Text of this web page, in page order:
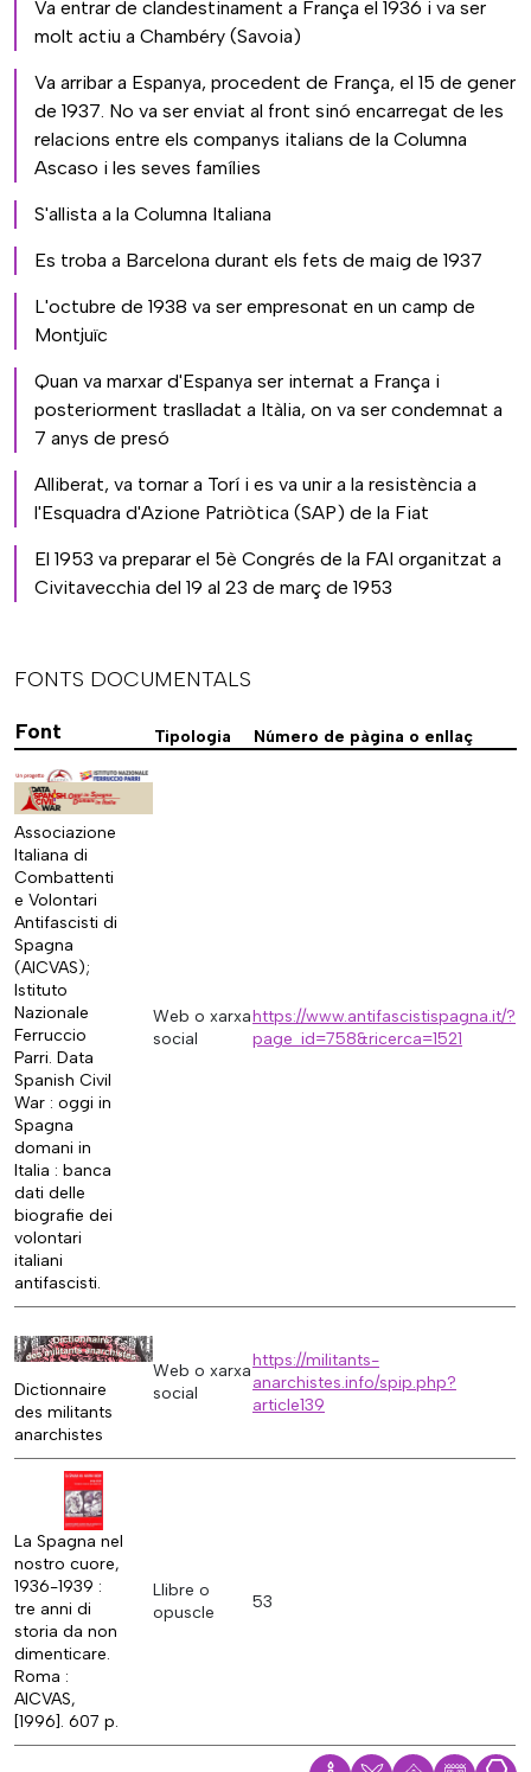
Va entrar de clandestinament a França el 1936 i va ser
molt actiu a Chambéry (Savoia)
Va arribar a Espanya, procedent de França, el 15 de gener
de 1937. No va ser enviat al front sinó encarregat de les
relacions entre els companys italians de la Columna
Ascaso i les seves famílies
S'allista a la Columna Italiana
Es troba a Barcelona durant els fets de maig de 1937
L'octubre de 1938 va ser empresonat en un camp de
Montjuïc
Quan va marxar d'Espanya ser internat a França i
posteriorment traslladat a Itàlia, on va ser condemnat a
7 anys de presó
Alliberat, va tornar a Torí i es va unir a la resistència a
l'Esquadra d'Azione Patriòtica (SAP) de la Fiat
El 1953 va preparar el 5è Congrés de la FAI organitzat a
Civitavecchia del 19 al 23 de març de 1953
FONTS DOCUMENTALS
Font
Tipologia Número de pàgina o enllaç
Associazione
Italiana di
Combattenti
e Volontari
Antifascisti di
Spagna
(AICVAS);
Istituto
Nazionale
Ferruccio
Parri. Data
Spanish Civil
War : oggi in
Spagna
domani in
Italia : banca
dati delle
biografie dei
volontari
italiani
antifascisti.
Web o xarxa
social
https://www.antifascistispagna.it/?
page_id=758&ricerca=1521
Dictionnaire
des militants
anarchistes
Web o xarxa
social
https://militants-
anarchistes.info/spip.php?
article139
La Spagna nel
nostro cuore,
1936-1939 :
tre anni di
storia da non
dimenticare.
Roma :
AICVAS,
[1996]. 607 p.
Llibre o
opuscle
53